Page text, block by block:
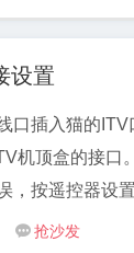
模式
换机口令设置
入特权模式
设置
口插入猫的ITV
机顶盒的接口
，按遥控器设
进入密码6321
 抢沙发